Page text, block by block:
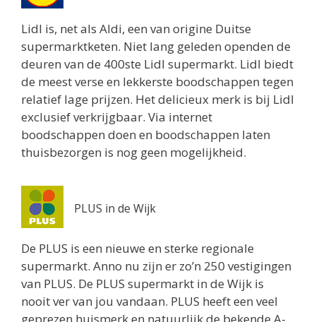
Lidl is, net als Aldi, een van origine Duitse
supermarktketen. Niet lang geleden openden de
deuren van de 400ste Lidl supermarkt. Lidl biedt
de meest verse en lekkerste boodschappen tegen
relatief lage prijzen. Het delicieux merk is bij Lidl
exclusief verkrijgbaar. Via internet
boodschappen doen en boodschappen laten
thuisbezorgen is nog geen mogelijkheid.
PLUS in de Wijk
De PLUS is een nieuwe en sterke regionale
supermarkt. Anno nu zijn er zo’n 250 vestigingen
van PLUS. De PLUS supermarkt in de Wijk is
nooit ver van jou vandaan. PLUS heeft een veel